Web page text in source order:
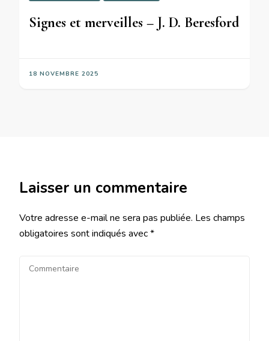
Signes et merveilles – J. D. Beresford
18 NOVEMBRE 2025
Laisser un commentaire
Votre adresse e-mail ne sera pas publiée. Les champs
obligatoires sont indiqués avec*